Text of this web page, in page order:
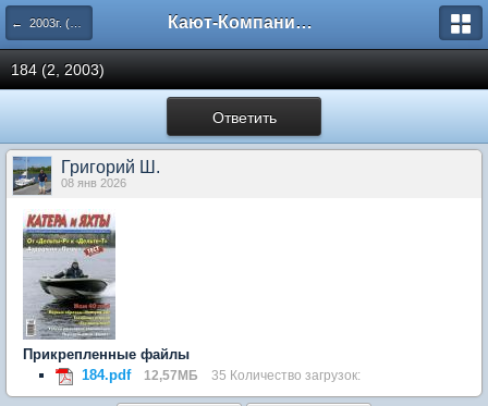
← 2003г. (183-187 номера) Кают-Компания "Катера и Яхты"
184 (2, 2003)
Ответить
Григорий Ш.
08 янв 2026
Прикрепленные файлы
184.pdf
12,57МБ 35 Количество загрузок: